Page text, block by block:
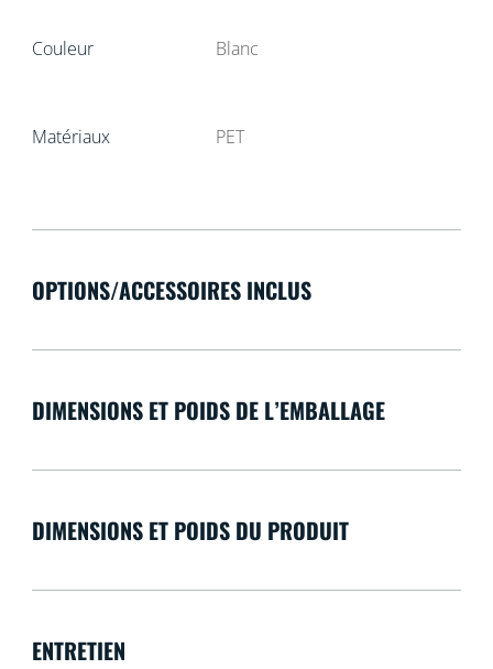
Couleur Blanc
Matériaux PET
OPTIONS/ACCESSOIRES INCLUS
DIMENSIONS ET POIDS DE L’EMBALLAGE
DIMENSIONS ET POIDS DU PRODUIT
ENTRETIEN